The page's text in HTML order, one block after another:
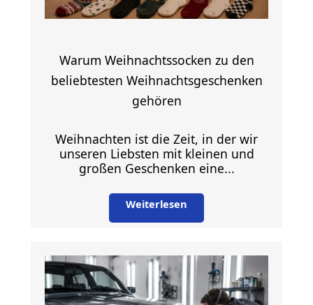
Warum Weihnachtssocken zu den
beliebtesten Weihnachtsgeschenken
gehören
Weihnachten ist die Zeit, in der wir
unseren Liebsten mit kleinen und
großen Geschenken eine...
Weiterlesen